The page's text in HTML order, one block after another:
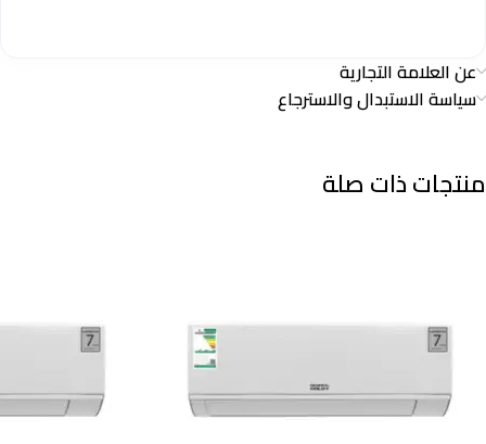
عن العلامة التجارية
سياسة الاستبدال والاسترجاع
منتجات ذات صلة